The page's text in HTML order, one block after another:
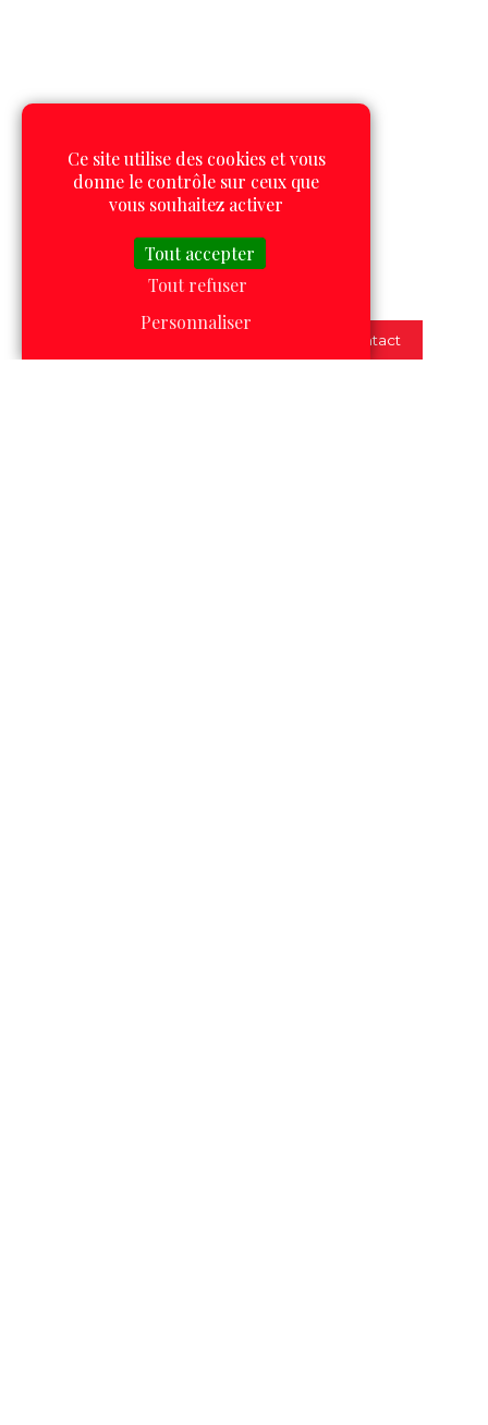
Contact
Ce site utilise des cookies et vous
donne le contrôle sur ceux que
vous souhaitez activer
Tout accepter
Tout refuser
Personnaliser